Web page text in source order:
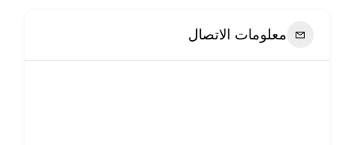
معلومات الاتصال